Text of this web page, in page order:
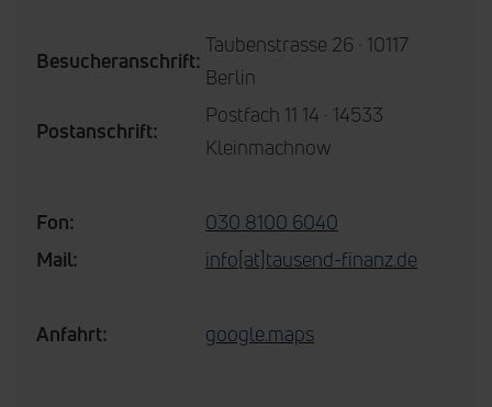
Besucheranschrift:
Taubenstrasse 26 · 10117
Berlin
Postanschrift:
Postfach 11 14 · 14533
Kleinmachnow
Fon:
030 8100 6040
Mail:
info[at]tausend-finanz.de
Anfahrt: google.maps